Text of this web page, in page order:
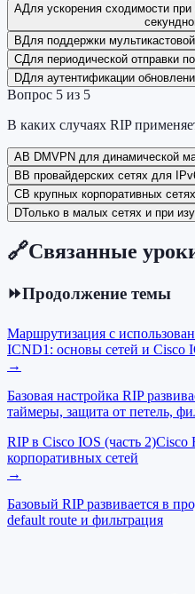
AДля ускорения сходимости
BДля поддержки
CДля периодической отправки
DДля аутентификации
Вопрос 5 из 5
В каких случаях RIP
AВ DMVPN для динамической
B В провайдерских сетях для
CВ крупных корпоративных
DТолько в малых сетях и при
🔗Связанные
⏩Продолжение темы
Маршрутизация с
ICND1: основы сетей и Cisco
→
Базовая настройка RIP
таймеры, защита от петель,
RIP в Cisco IOS (часть 2)Cisco
корпоративных сетей
→
Базовый RIP развивается в
default route и фильтрация